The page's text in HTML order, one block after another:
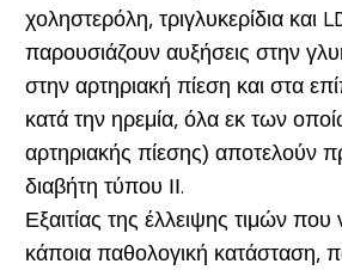
χοληστερόλη, τριγλυκερίδια και
παρουσιάζουν αυξήσεις στην
στην αρτηριακή πίεση και στα
κατά την ηρεμία, όλα εκ των
αρτηριακής πίεσης) αποτελούν
διαβήτη τύπου ΙΙ.
Εξαιτίας της έλλειψης τιμών
κάποια παθολογική κατάσταση,